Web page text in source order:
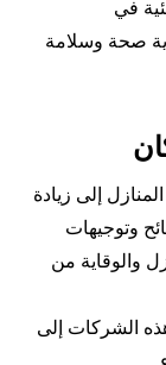
في
صحة وسلامة
إلى زيادة
وتوجيهات
والوقاية من
الشركات إلى